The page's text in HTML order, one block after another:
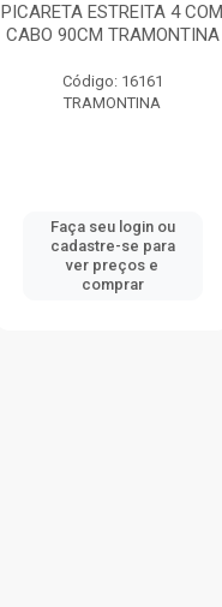
PICARETA ESTREITA 4 COM
CABO 90CM TRAMONTINA
Código: 16161
TRAMONTINA
Faça seu login ou
cadastre-se para
ver preços e
comprar